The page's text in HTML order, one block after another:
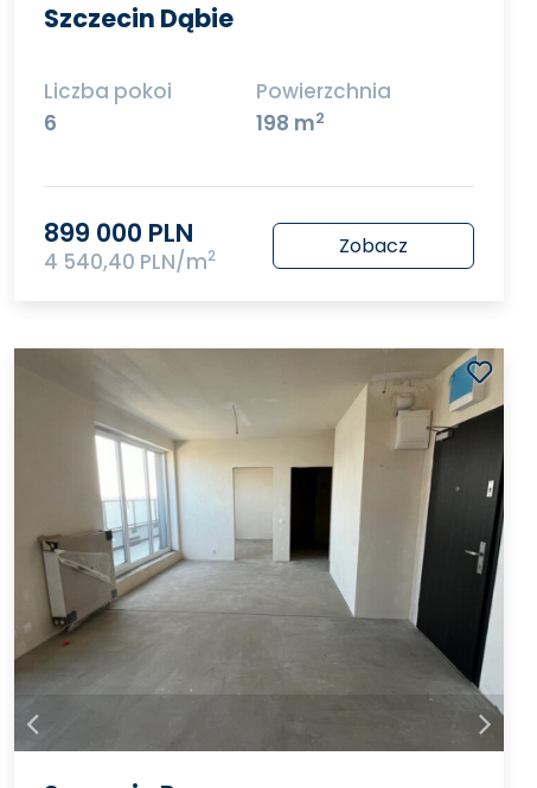
Szczecin Dąbie
Liczba pokoi
6
Powierzchnia
198 m2
899 000 PLN
4 540,40 PLN/m2 Zobacz